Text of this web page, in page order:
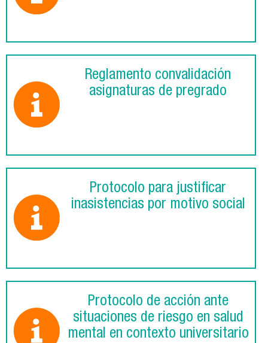
Reglamento convalidación
asignaturas de pregrado
Protocolo para justificar
inasistencias por motivo social
Protocolo de acción ante
situaciones de riesgo en salud
mental en contexto universitario